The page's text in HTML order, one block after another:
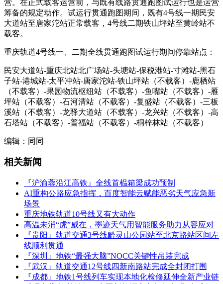
营。在正式载客运营前，与既有线路贯通跑图试运行也是运营
筹备的规定动作。试运行贯通跑图期间，既有4号线一期民安
大道站至唐家沱站正常载客，4号线二期铁山坪站至黄岭站不
载客。
重庆轨道4号线一、二期全线贯通跑图试运行期间停靠站点：
民安大道站-重庆北站北广场站-头塘站-保税港站-寸滩站-黑石
子站-港城站-太平冲站-唐家沱站-铁山坪站（不载客）-鹿栖站
（不载客）-果园物流枢纽站（不载客）-鱼嘴站（不载客）-雁
坪站（不载客）-石河清站（不载客）-复盛站（不载客）-三板
溪站（不载客）-龙驿大道站（不载客）-龙兴站（不载客）-高
石塔站（不载客）-普福站（不载客）-桐梓林站（不载客）
编辑：同同
相关新闻
『沪渝蓉沿江高铁』全线首榀箱梁成功预制
AI重构公路应急指挥，百度智能云赋能恶劣天气应急新
场景
重庆地铁轨道10号线又有大动作
高温未消“虎”威在，墨迹天气用智能服务助力从容应对
『贵阳』轨道交通3号线黔灵山公园站至北京路站区间左
线顺利贯通
『深圳』地铁“最强大脑”NOCC关键性吊装完成
『武汉』轨道交通12号线四新南路站完成全封闭打围
『成都』地铁1号线列车实现本地化检修延伸全新产业链